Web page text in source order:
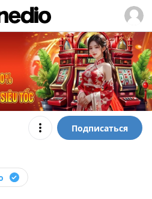
Подписаться